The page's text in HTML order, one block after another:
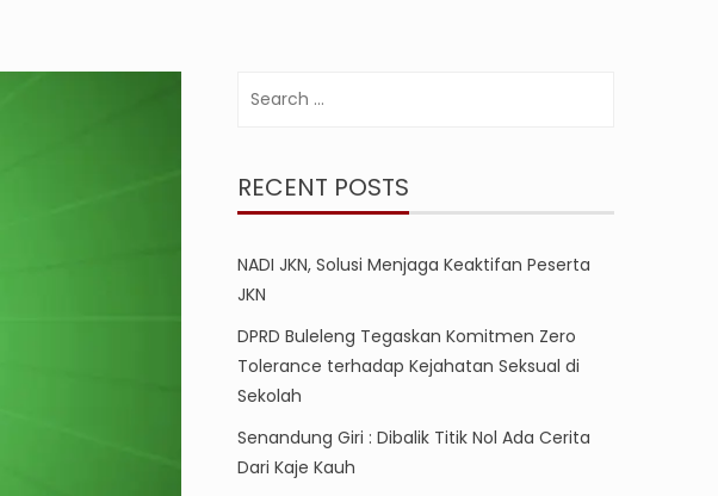
RECENT POSTS
NADI JKN, Solusi Menjaga Keaktifan Peserta
JKN
DPRD Buleleng Tegaskan Komitmen Zero
Tolerance terhadap Kejahatan Seksual di
Sekolah
Senandung Giri : Dibalik Titik Nol Ada Cerita
Dari Kaje Kauh